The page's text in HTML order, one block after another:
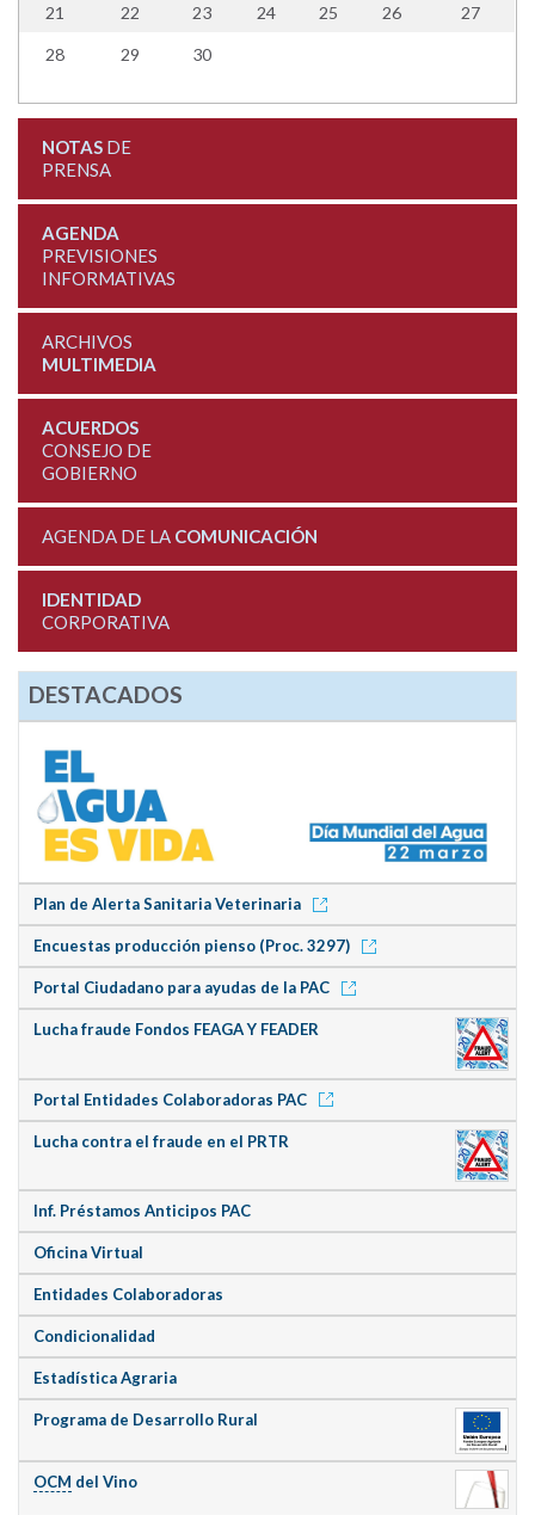
21 22 23 24 25 26 27
28 29 30
NOTASDE
PRENSA
AGENDA
PREVISIONES
INFORMATIVAS
ARCHIVOS
MULTIMEDIA
ACUERDOS
CONSEJO DE
GOBIERNO
AGENDA DE LA COMUNICACIÓN
IDENTIDAD
CORPORATIVA
DESTACADOS
Plan de Alerta Sanitaria Veterinaria
Encuestas producción pienso (Proc. 3297)
Portal Ciudadano para ayudas de la PAC
Lucha fraude Fondos FEAGA Y FEADER
Portal Entidades Colaboradoras PAC
Lucha contra el fraude en el PRTR
Inf. Préstamos Anticipos PAC
Oficina Virtual
Entidades Colaboradoras
Condicionalidad
Estadística Agraria
Programa de Desarrollo Rural
OCM del Vino